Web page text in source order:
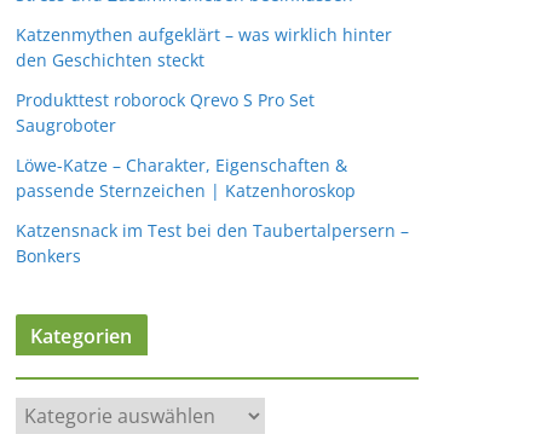
Katzenmythen aufgeklärt – was wirklich hinter
den Geschichten steckt
Produkttest roborock Qrevo S Pro Set
Saugroboter
Löwe-Katze – Charakter, Eigenschaften &
passende Sternzeichen | Katzenhoroskop
Katzensnack im Test bei den Taubertalpersern –
Bonkers
Kategorien